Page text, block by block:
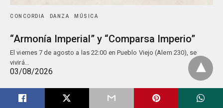
CONCORDIA DANZA MÚSICA
“Armonía Imperial” y “Comparsa Imperio”
El viernes 7 de agosto a las 22:00 en Pueblo Viejo (Alem 230), se
vivirá…
03/08/2026